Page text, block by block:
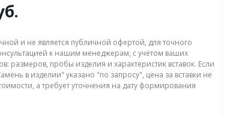
и не является публичной офертой, для точного
к нашим менеджерам, с учётом ваших
размеров, пробы изделия и характеристик вставок. Если
в изделии" указано "по запросу", цена за вставки не
а требует уточнения на дату формирования